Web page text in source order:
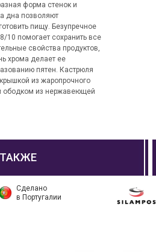
форма стенок и
дна позволяют
пищу. Безупречное
10 помогает сохранить все
свойства продуктов,
хрома делает ее
пятен. Кастрюля
из жаропрочного
ободком из нержавеющей
Сделано
в Португалии